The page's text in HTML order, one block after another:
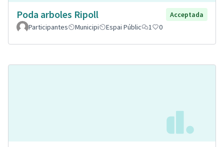
Poda arboles Ripoll
Acceptada
Participantes
Municipi Espai Públic 1 0